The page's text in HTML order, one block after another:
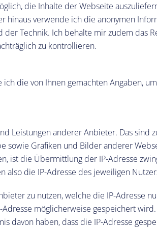
die Inhalte der Webseite
hinaus verwende ich die anonymen
Technik. Ich behalte mir zudem das
zu kontrollieren.
die von Ihnen gemachten Angaben,
Leistungen anderer Anbieter. Das sind
sowie Grafiken und Bilder anderer
ist die Übermittlung der IP-Adresse
also die IP-Adresse des jeweiligen
zu nutzen, welche die IP-Adresse
möglicherweise gespeichert
davon haben, dass die IP-Adresse